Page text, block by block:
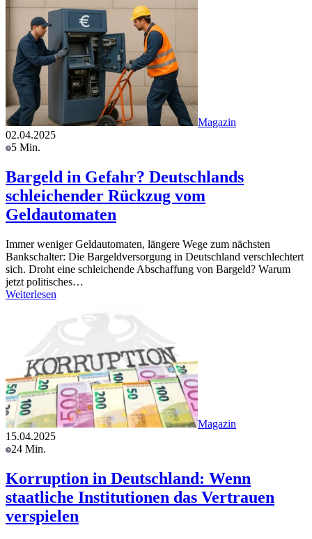
Magazin
02.04.2025
5 Min.
Bargeld in Gefahr? Deutschlands
schleichender Rückzug vom
Geldautomaten
Immer weniger Geldautomaten, längere Wege zum nächsten
Bankschalter: Die Bargeldversorgung in Deutschland verschlechtert
sich. Droht eine schleichende Abschaffung von Bargeld? Warum
jetzt politisches…
Weiterlesen
Magazin
15.04.2025
24 Min.
Korruption in Deutschland: Wenn
staatliche Institutionen das Vertrauen
verspielen